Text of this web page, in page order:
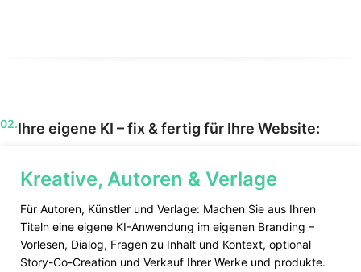
02.Ihre eigene KI – fix & fertig für Ihre Website:
Kreative, Autoren & Verlage
Für Autoren, Künstler und Verlage: Machen Sie aus Ihren
Titeln eine eigene KI-Anwendung im eigenen Branding –
Vorlesen, Dialog, Fragen zu Inhalt und Kontext, optional
Story-Co-Creation und Verkauf Ihrer Werke und produkte.